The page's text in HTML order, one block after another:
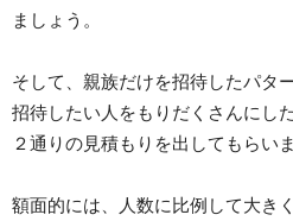
ましょう。
そして、親族だけを招待したパター
招待したい人をもりだくさんにし
２通りの見積もりを出してもらい
額面的には、人数に比例して大き